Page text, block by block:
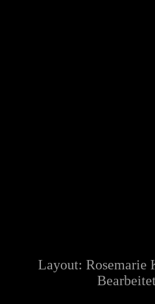
Layout: Rosemarie